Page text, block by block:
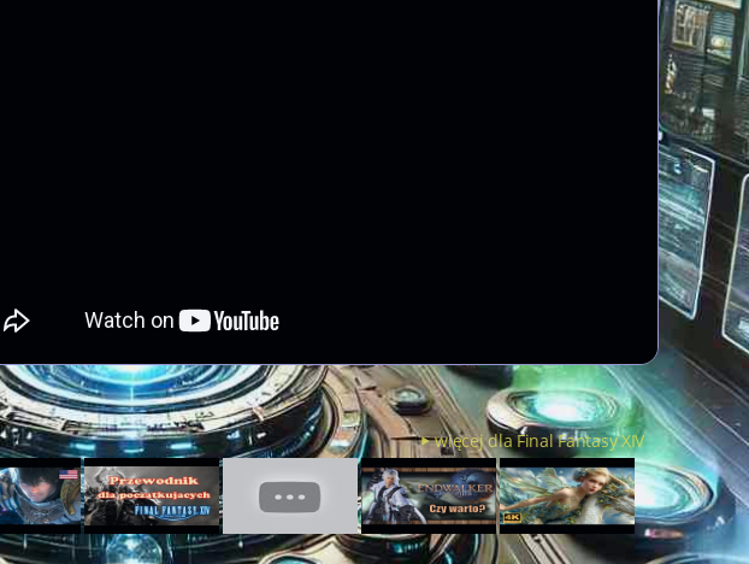
więcej dla Final Fantasy XIV